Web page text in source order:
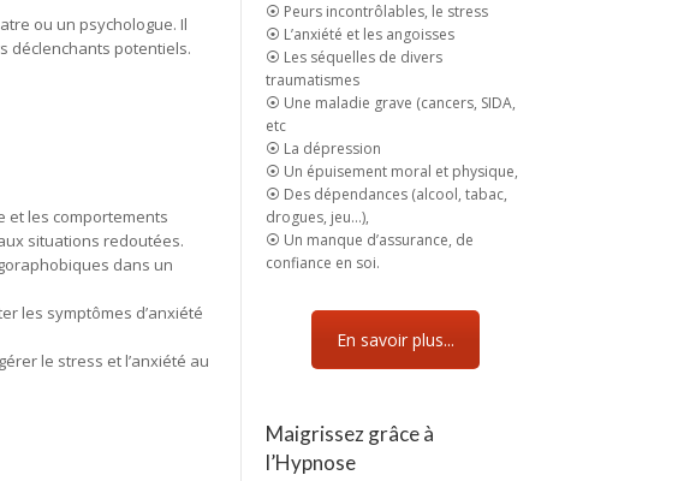
ou un psychologue. Il
déclenchants potentiels.
et les comportements
situations redoutées.
dans un
les symptômes d’anxiété
le stress et l’anxiété au
⦿ Peurs incontrôlables, le stress
⦿ L’anxiété et les angoisses
⦿ Les séquelles de divers
traumatismes
⦿ Une maladie grave (cancers, SIDA,
etc
⦿ La dépression
⦿ Un épuisement moral et physique,
⦿ Des dépendances (alcool, tabac,
drogues, jeu…),
⦿ Un manque d’assurance, de
confiance en soi.
En savoir plus...
Maigrissez grâce à
l’Hypnose